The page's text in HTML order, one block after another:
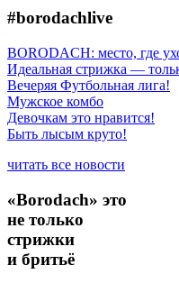
#borodachlive
BORODACH: место, где
Идеальная стрижка —
Вечеряя Футбольная лига!
Мужское комбо
Девочкам это нравится!
Быть лысым круто!
читать все новости
«Borodach» это
не только
стрижки
и бритьё